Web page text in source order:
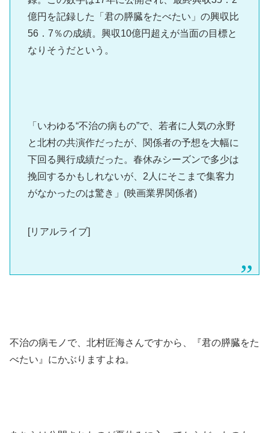
億円を記録した「君の膵臓をたべたい」の興収比
56．7％の成績。興収10億円超えが当面の目標と
なりそうだという。
「いわゆる“不治の病もの”で、若者に人気の永野
と北村の共演作だったが、関係者の予想を大幅に
下回る興行成績だった。春休みシーズンで多少は
挽回するかもしれないが、2人にそこまで集客力
がなかったのは驚き」(映画業界関係者)
[リアルライブ]
不治の病モノで、北村匠海さんですから、『君の膵臓をた
べたい』にかぶりますよね。